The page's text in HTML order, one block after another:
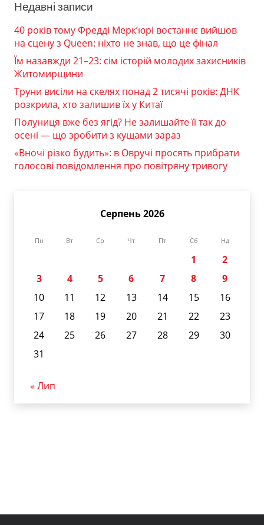
Недавні записи
40 років тому Фредді Мерк’юрі востаннє вийшов
на сцену з Queen: ніхто не знав, що це фінал
Їм назавжди 21–23: сім історій молодих захисників
Житомирщини
Труни висіли на скелях понад 2 тисячі років: ДНК
розкрила, хто залишив їх у Китаї
Полуниця вже без ягід? Не залишайте її так до
осені — що зробити з кущами зараз
«Вночі різко будить»: в Овручі просять прибрати
голосові повідомлення про повітряну тривогу
Серпень 2026
Пн Вт Ср Чт Пт Сб Нд
1
2
3
4 5 6 7 8
9
10
11 12 13 14 15
16
17
18 19 20 21 22
23
24
25 26 27 28 29
30
31
« Лип